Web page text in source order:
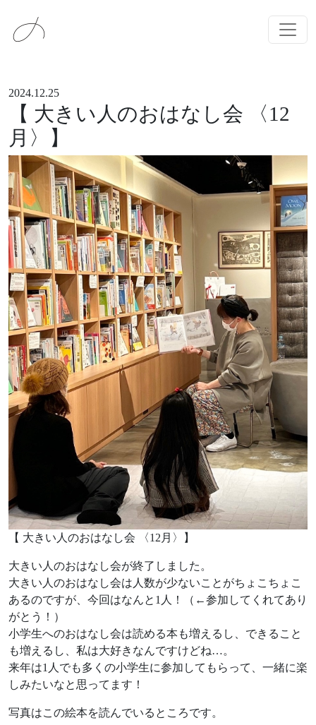
メインナビゲーション
2024.12.25
【 大きい人のおはなし会 〈12
月〉】
【 大きい人のおはなし会 〈12月〉】
大きい人のおはなし会が終了しました。
大きい人のおはなし会は人数が少ないことがちょこちょこ
あるのですが、今回はなんと1人！（←参加してくれてあり
がとう！）
小学生へのおはなし会は読める本も増えるし、できること
も増えるし、私は大好きなんですけどね…。
来年は1人でも多くの小学生に参加してもらって、一緒に楽
しみたいなと思ってます！
写真はこの絵本を読んでいるところです。